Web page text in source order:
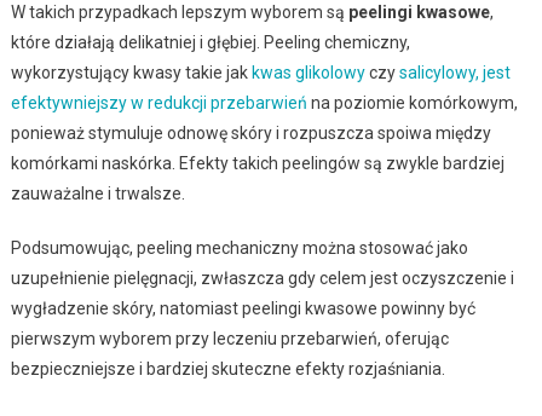
W takich przypadkach lepszym wyborem są peelingi kwasowe,
które działają delikatniej i głębiej. Peeling chemiczny,
wykorzystujący kwasy takie jakkwas glikolowyczysalicylowy, jest
efektywniejszy w redukcji przebarwień na poziomie komórkowym,
ponieważ stymuluje odnowę skóry i rozpuszcza spoiwa między
komórkami naskórka. Efekty takich peelingów są zwykle bardziej
zauważalne i trwalsze.
Podsumowując, peeling mechaniczny można stosować jako
uzupełnienie pielęgnacji, zwłaszcza gdy celem jest oczyszczenie i
wygładzenie skóry, natomiast peelingi kwasowe powinny być
pierwszym wyborem przy leczeniu przebarwień, oferując
bezpieczniejsze i bardziej skuteczne efekty rozjaśniania.